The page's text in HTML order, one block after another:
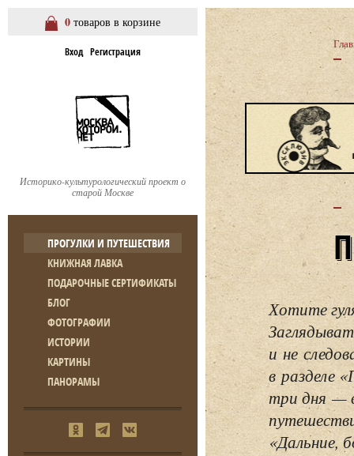
0 товаров в корзине
Вход Регистрация
Историко-культурологический проект о
старой Москве
ПРОГУЛКИ И ПУТЕШЕСТВИЯ
КНИЖНАЯ ЛАВКА
ПОДАРОЧНЫЕ СЕРТИФИКАТЫ
БЛОГ
ФОТОГРАФИИ
ИСТОРИИ
КАРТИНЫ
ПАНОРАМЫ
Хотите
и не
в разделе
три дня —
«Дальние,